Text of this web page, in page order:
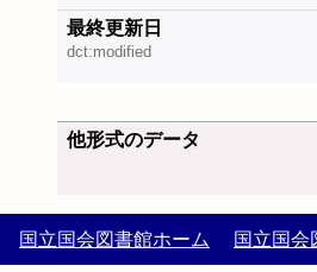
最終更新日
dct:modified
他形式のデータ
国立国会図書館ホーム 国立国会